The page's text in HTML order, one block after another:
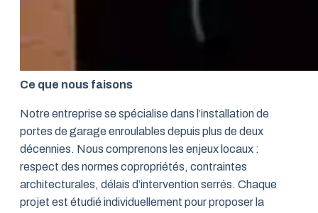
Ce que nous faisons
Notre entreprise se spécialise dans l’installation de
portes de garage enroulables depuis plus de deux
décennies. Nous comprenons les enjeux locaux :
respect des normes copropriétés, contraintes
architecturales, délais d’intervention serrés. Chaque
projet est étudié individuellement pour proposer la